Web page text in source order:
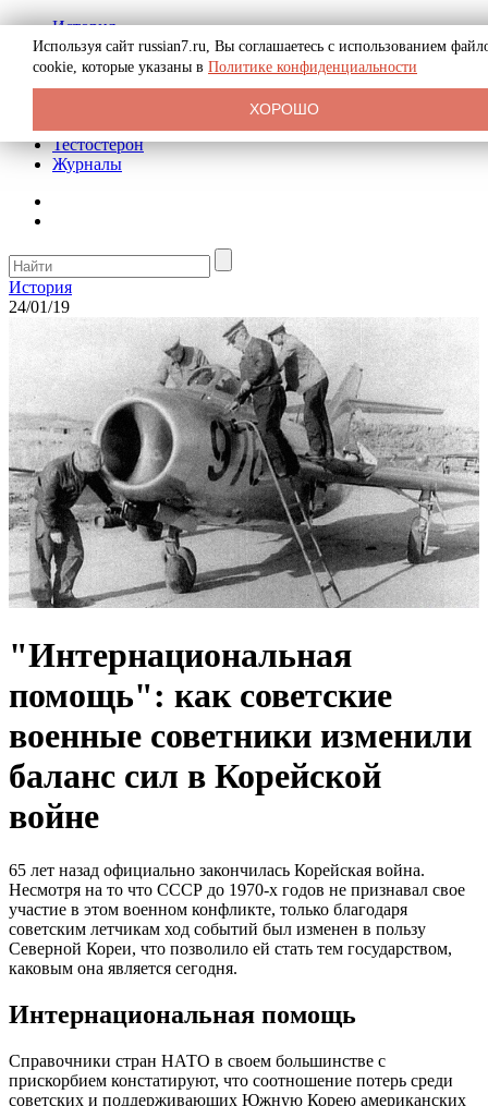
История
Биография
Криминал
Реклама на сайте
Тестостерон
Журналы
История
24/01/19
"Интернациональная
помощь": как советские
военные советники изменили
баланс сил в Корейской
войне
65 лет назад официально закончилась Корейская война.
Несмотря на то что СССР до 1970-х годов не признавал свое
участие в этом военном конфликте, только благодаря
советским летчикам ход событий был изменен в пользу
Северной Кореи, что позволило ей стать тем государством,
каковым она является сегодня.
Интернациональная помощь
Справочники стран НАТО в своем большинстве с
прискорбием констатируют, что соотношение потерь среди
советских и поддерживающих Южную Корею американских
Используя сайт russian7.ru, Вы соглашаетесь с использованием
cookie, которые указаны в Политике конфиденциальности
ХОРОШО